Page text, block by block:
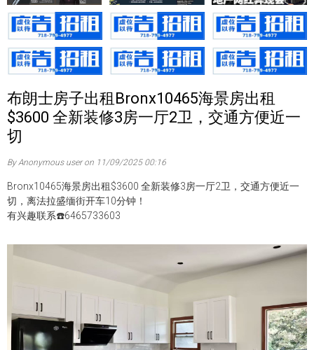
布朗士房子出租Bronx10465海景房出租
$3600 全新装修3房一厅2卫，交通方便近一
切
By Anonymous user on 11/09/2025 00:16
Bronx10465海景房出租$3600 全新装修3房一厅2卫，交通方便近一
切，离法拉盛缅街开车10分钟！
有兴趣联系☎️6465733603